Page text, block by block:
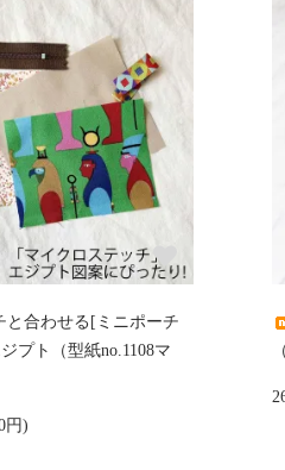
と合わせる[ミニポーチ
プト（型紙no.1108マ
円)